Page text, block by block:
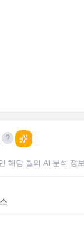
해당 월의 AI 분석 정